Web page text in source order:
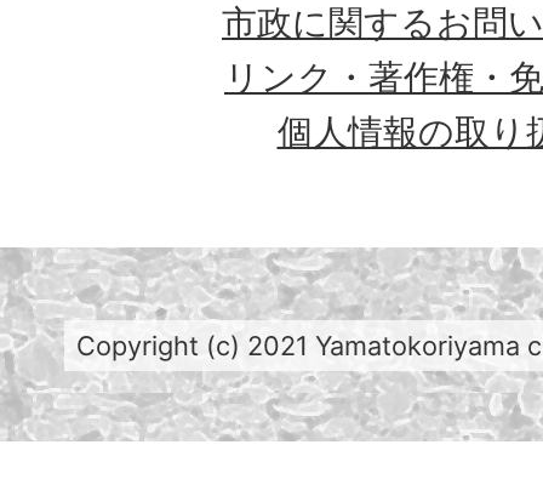
市政に関するお問
リンク・著作権・
個人情報の取り
Copyright (c) 2021 Yamatokoriyama